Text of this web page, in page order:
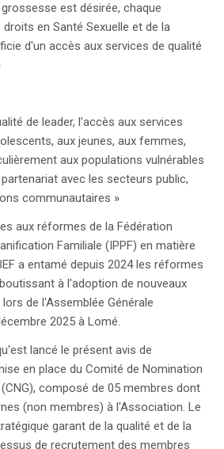
est désirée, chaque
en Santé Sexuelle et de la
d'un accès aux services de qualité
de leader, l'accès aux services
aux jeunes, aux femmes,
aux populations vulnérables
avec les secteurs public,
communautaires »
aux réformes de la Fédération
Familiale (IPPF) en matière
a entamé depuis 2024 les réformes
à l'adoption de nouveaux
de l'Assemblée Générale
2025 à Lomé.
lancé le présent avis de
en place du Comité de Nomination
composé de 05 membres dont
(non membres) à l'Association. Le
garant de la qualité et de la
de recrutement des membres